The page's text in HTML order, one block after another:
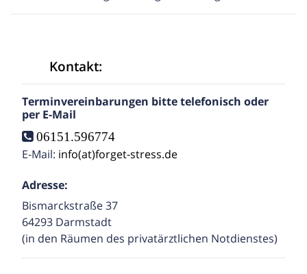
Kontakt:
Terminvereinbarungen bitte telefonisch oder
per E-Mail
06151.596774
E-Mail: info(at)forget-stress.de
Adresse:
Bismarckstraße 37
64293 Darmstadt
(in den Räumen des privatärztlichen Notdienstes)